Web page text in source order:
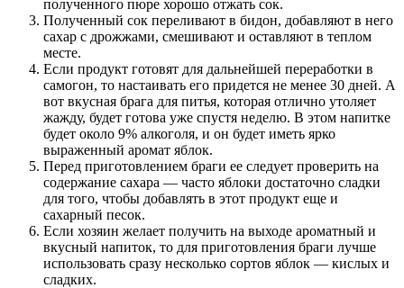
полученного пюре хорошо отжать сок.
Полученный сок переливают в бидон, добавляют в него
сахар с дрожжами, смешивают и оставляют в теплом
месте.
Если продукт готовят для дальнейшей переработки в
самогон, то настаивать его придется не менее 30 дней. А
вот вкусная брага для питья, которая отлично утоляет
жажду, будет готова уже спустя неделю. В этом напитке
будет около 9% алкоголя, и он будет иметь ярко
выраженный аромат яблок.
Перед приготовлением браги ее следует проверить на
содержание сахара — часто яблоки достаточно сладки
для того, чтобы добавлять в этот продукт еще и
сахарный песок.
Если хозяин желает получить на выходе ароматный и
вкусный напиток, то для приготовления браги лучше
использовать сразу несколько сортов яблок — кислых и
сладких.